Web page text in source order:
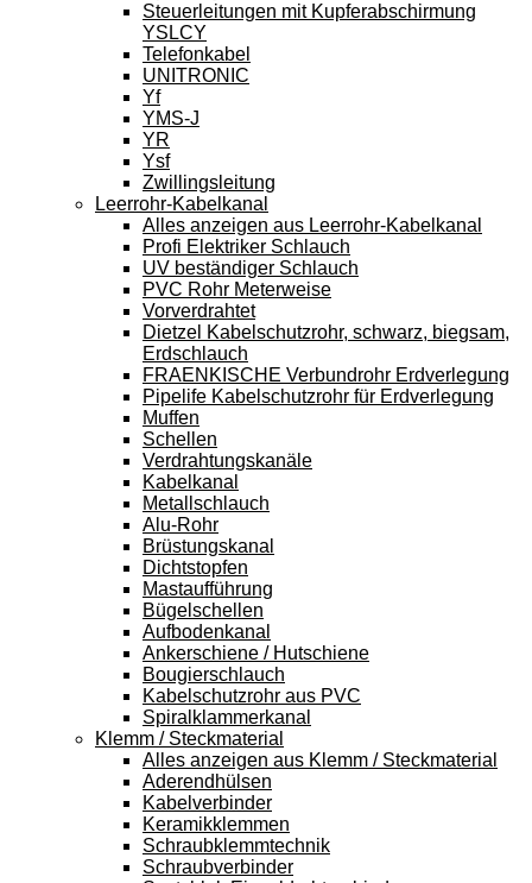
Steuerleitungen mit Kupferabschirmung
YSLCY
Telefonkabel
UNITRONIC
Yf
YMS-J
YR
Ysf
Zwillingsleitung
Leerrohr-Kabelkanal
Alles anzeigen aus Leerrohr-Kabelkanal
Profi Elektriker Schlauch
UV beständiger Schlauch
PVC Rohr Meterweise
Vorverdrahtet
Dietzel Kabelschutzrohr, schwarz, biegsam,
Erdschlauch
FRAENKISCHE Verbundrohr Erdverlegung
Pipelife Kabelschutzrohr für Erdverlegung
Muffen
Schellen
Verdrahtungskanäle
Kabelkanal
Metallschlauch
Alu-Rohr
Brüstungskanal
Dichtstopfen
Mastaufführung
Bügelschellen
Aufbodenkanal
Ankerschiene / Hutschiene
Bougierschlauch
Kabelschutzrohr aus PVC
Spiralklammerkanal
Klemm / Steckmaterial
Alles anzeigen aus Klemm / Steckmaterial
Aderendhülsen
Kabelverbinder
Keramikklemmen
Schraubklemmtechnik
Schraubverbinder